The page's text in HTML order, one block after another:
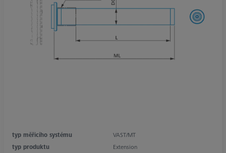
typ měřicího systému
VAST/MT
typ produktu
Extension